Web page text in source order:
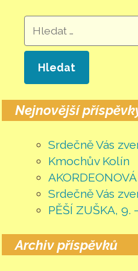
Nejnovější
Srdečně Vás
Kmochův Kolín
Srdečně Vás
PĚŠÍ ZUŠKA, 9.
Archiv příspěvků